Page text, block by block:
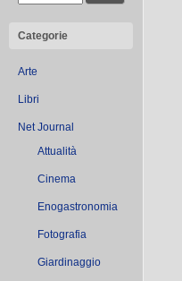
Categorie
Arte
Libri
Net Journal
Attualità
Cinema
Enogastronomia
Fotografia
Giardinaggio